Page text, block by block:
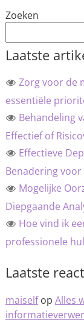
Zoeken
Laatste
Zorg voor de
essentiële
Behandeling
Effectief of
Effectieve
Benadering
Mogelijke
Diepgaande
Hoe vind ik
professionele
Laatste
maiselfop Alles